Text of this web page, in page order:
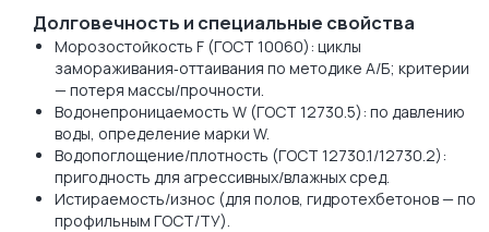
Долговечность и специальные свойства
Морозостойкость F (ГОСТ 10060): циклы
замораживания‑оттаивания по методике А/Б; критерии
— потеря массы/прочности.
Водонепроницаемость W (ГОСТ 12730.5): по давлению
воды, определение марки W.
Водопоглощение/плотность (ГОСТ 12730.1/12730.2):
пригодность для агрессивных/влажных сред.
Истираемость/износ (для полов, гидротехбетонов — по
профильным ГОСТ/ТУ).